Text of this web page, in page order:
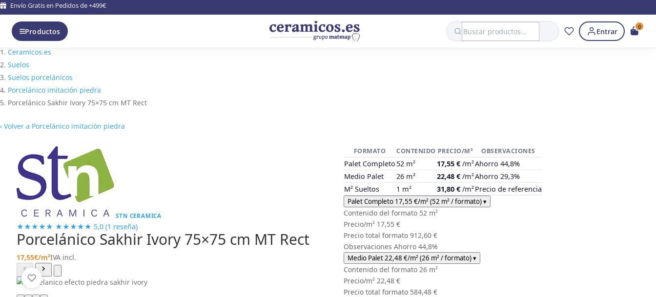
Envío Gratis en Pedidos de +499€
Productos Search Entrar
0
Ceramicos.es
Suelos
Suelos porcelánicos
Porcelánico imitación piedra
Porcelánico Sakhir Ivory 75×75 cm MT Rect
‹ Volver a Porcelánico imitación piedra
STN CERAMICA
★★★★★ ★★★★★ 5,0 (1 reseña)
Porcelánico Sakhir Ivory 75×75 cm MT Rect
17,55€/m²IVA incl.
FORMATO CONTENIDO PRECIO/M² OBSERVACIONES
Palet Completo 52 m² 17,55 € /m²Ahorro 44,8%
Medio Palet
26 m² 22,48 € /m²Ahorro 29,3%
M² Sueltos
1 m² 31,80 € /m²Precio de referencia
Palet Completo 17,55 €/m² (52 m² / formato)▾
Contenido del formato 52 m²
Precio/m² 17,55 €
Precio total formato 912,60 €
Observaciones Ahorro 44,8%
Medio Palet22,48 €/m² (26 m² / formato)▾
Contenido del formato 26 m²
Precio/m² 22,48 €
Precio total formato 584,48 €